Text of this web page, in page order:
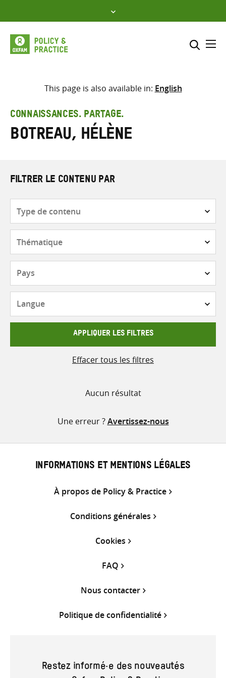
to
content
Sélectionner l’emplacement
Saisir
les
termes
This page is also available in: English
CONNAISSANCES. PARTAGE.
Botreau, Hélène
FILTRER LE CONTENU PAR
contenu
APPLIQUER LES FILTRES
Effacer tous les filtres
Aucun résultat
Une erreur ?Avertissez-nous
INFORMATIONS ET MENTIONS LÉGALES
À propos de Policy & Practice
Conditions générales
Cookies
FAQ
Nous contacter
Politique de confidentialité
Restez informé·e des nouveautés